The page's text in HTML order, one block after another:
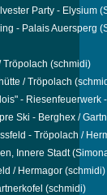
Party - Elysium
- Palais Auersperg
Tröpolach (schmidi)
/ Tröpolach
- Riesenfeuerwerk
Ski - Berghex /
- Tröpolach /
Innere Stadt
/ Hermagor (schmidi)
(schmidi)